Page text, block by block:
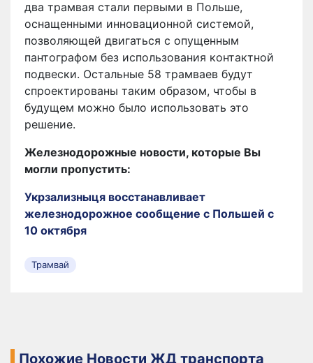
два трамвая стали первыми в Польше,
оснащенными инновационной системой,
позволяющей двигаться с опущенным
пантографом без использования контактной
подвески. Остальные 58 трамваев будут
спроектированы таким образом, чтобы в
будущем можно было использовать это
решение.
Железнодорожные новости, которые Вы
могли пропустить:
Укрзализныця восстанавливает
железнодорожное сообщение с Польшей с
10 октября
Трамвай
Похожие Новости ЖД транспорта